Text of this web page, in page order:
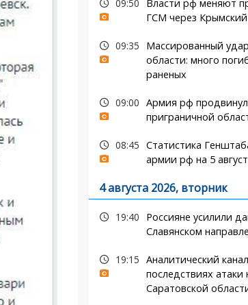
09:50
Власти рф меняют
ГСМ через
09:35
Массированный
области: много
раненых
09:00 Армия рф
приграничной
08:45 Статистика
армии рф на 5
4 августа 2026, вторник
19:40
Россияне усилили
Славянском
19:15 Аналитический
последствиях
Саратовской